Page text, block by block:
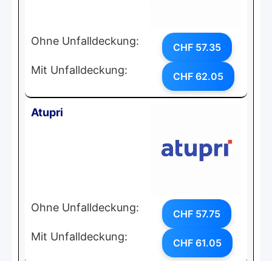
Ohne Unfalldeckung: CHF 57.35
Mit Unfalldeckung: CHF 62.05
Atupri
Ohne Unfalldeckung: CHF 57.75
Mit Unfalldeckung: CHF 61.05